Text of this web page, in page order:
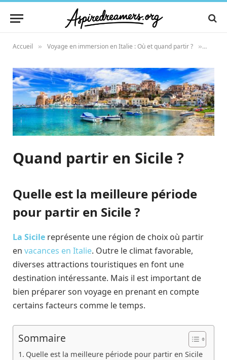
Accueil » Voyage en immersion en Italie : Où et quand partir ? »
Quand partir en Sicile ?
Quelle est la meilleure période
pour partir en Sicile ?
La Sicile représente une région de choix où partir
en vacances en Italie. Outre le climat favorable,
diverses attractions touristiques en font une
destination intéressante. Mais il est important de
bien préparer son voyage en prenant en compte
certains facteurs comme le temps.
Sommaire
Quelle est la meilleure période pour partir en Sicile